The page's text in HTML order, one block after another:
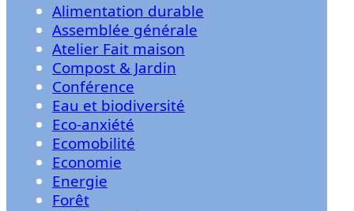
Alimentation durable
Assemblée générale
Atelier Fait maison
Compost & Jardin
Conférence
Eau et biodiversité
Eco-anxiété
Ecomobilité
Economie
Energie
Forêt